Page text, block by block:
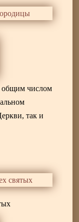
общим числом
так и